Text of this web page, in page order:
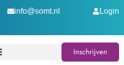
info@somt.nl
Login
Inschrijven